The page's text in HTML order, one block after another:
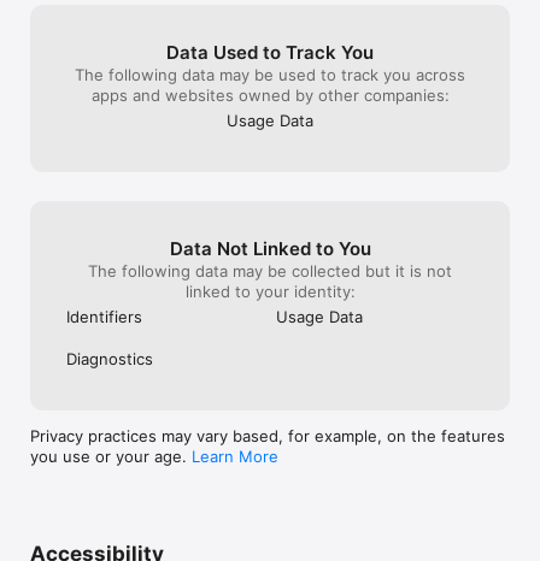
PS.: Vermissen Sie eine Funktion? Wir freuen uns sehr über
Anregungen, Lob und Kritik. Schreiben Sie uns an
Data Used to Track You
The following data may be used to track you across
apps and websites owned by other companies:
Usage Data
Data Not Linked to You
The following data may be collected but it is not
linked to your identity:
Identifiers
Usage Data
Diagnostics
Privacy practices may vary based, for example, on the features
you use or your age. Learn More
Accessibility